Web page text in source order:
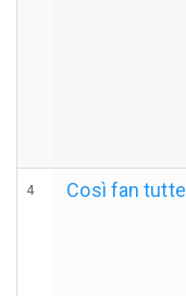
4 Così fan tutte